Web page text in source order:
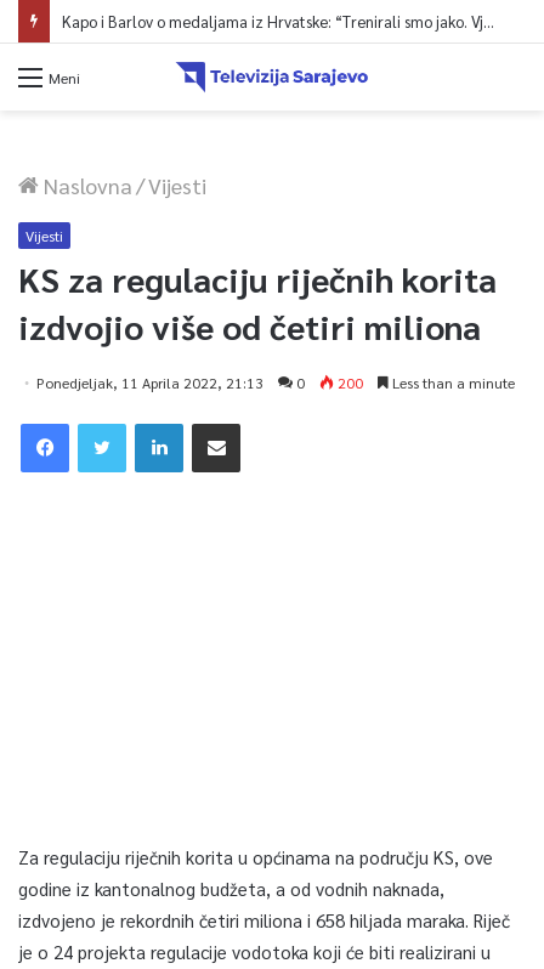
Kapo i Barlov o medaljama iz Hrvatske: “Trenirali smo jako. Vjerovali smo”
Meni
Naslovna/Vijesti
Vijesti
KS za regulaciju riječnih korita
izdvojio više od četiri miliona
Ponedjeljak, 11 Aprila 2022, 21:13 0 200 Less than a minute
Za regulaciju riječnih korita u općinama na području KS, ove
godine iz kantonalnog budžeta, a od vodnih naknada,
izdvojeno je rekordnih četiri miliona i 658 hiljada maraka. Riječ
je o 24 projekta regulacije vodotoka koji će biti realizirani u